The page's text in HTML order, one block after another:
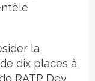
la
dix places à
RATP Dev